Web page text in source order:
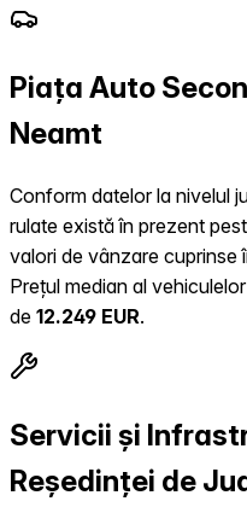
Piața Auto
Neamt
Conform datelor la nivelul
rulate există în prezent
valori de vânzare cuprinse
Prețul median al
de 12.249 EUR.
Servicii și
Reședinței de